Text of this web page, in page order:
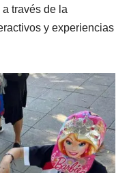
través de la
y experiencias